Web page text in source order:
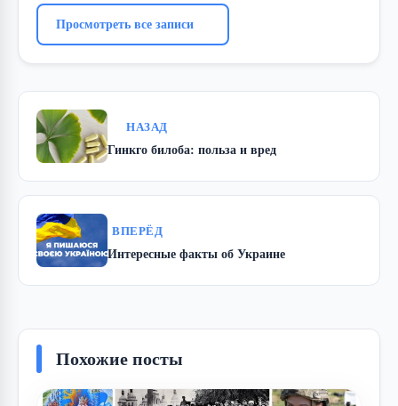
Просмотреть все записи
НАЗАД
Гинкго билоба: польза и вред
ВПЕРЁД
Интересные факты об Украине
Похожие посты